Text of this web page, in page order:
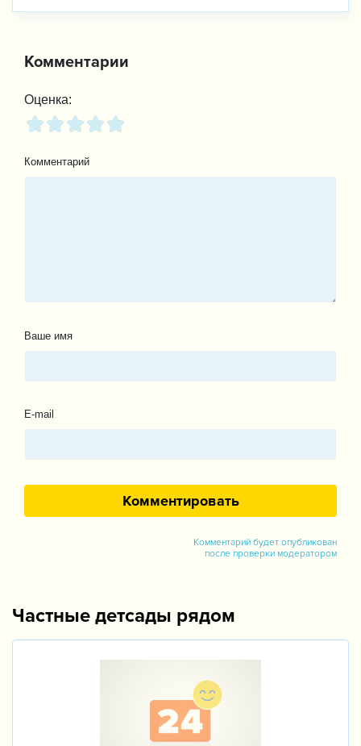
Комментарии
Оценка:
Комментарий
Ваше имя
E-mail
Комментарий будет опубликован
после проверки модератором
Частные детсады рядом